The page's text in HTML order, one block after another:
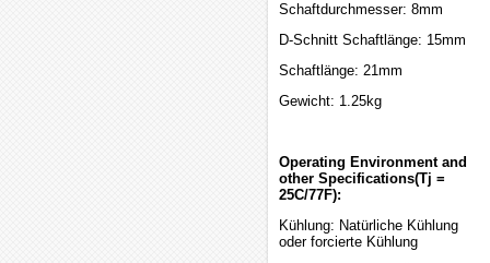
Schaftdurchmesser: 8mm
D-Schnitt Schaftlänge: 15mm
Schaftlänge: 21mm
Gewicht: 1.25kg
Operating Environment and
other Specifications(Tj =
25C/77F):
Kühlung: Natürliche Kühlung
oder forcierte Kühlung